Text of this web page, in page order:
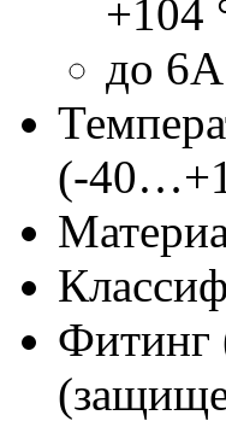
+104
до
(-40…
Фитинг